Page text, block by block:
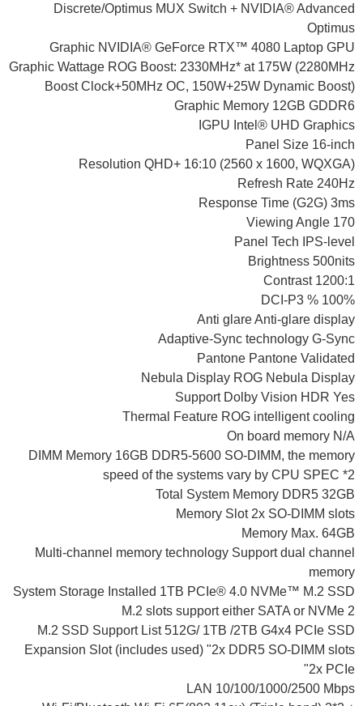
Discrete/Optimus MUX Switch + NVIDIA® Advanced
Optimus
Graphic NVIDIA® GeForce RTX™ 4080 Laptop GPU
Graphic Wattage ROG Boost: 2330MHz* at 175W (2280MHz
Boost Clock+50MHz OC, 150W+25W Dynamic Boost)
Graphic Memory 12GB GDDR6
IGPU Intel® UHD Graphics
Panel Size 16-inch
Resolution QHD+ 16:10 (2560 x 1600, WQXGA)
Refresh Rate 240Hz
Response Time (G2G) 3ms
Viewing Angle 170
Panel Tech IPS-level
Brightness 500nits
Contrast 1200:1
DCI-P3 % 100%
Anti glare Anti-glare display
Adaptive-Sync technology G-Sync
Pantone Pantone Validated
Nebula Display ROG Nebula Display
Support Dolby Vision HDR Yes
Thermal Feature ROG intelligent cooling
On board memory N/A
DIMM Memory 16GB DDR5-5600 SO-DIMM, the memory
speed of the systems vary by CPU SPEC *2
Total System Memory DDR5 32GB
Memory Slot 2x SO-DIMM slots
Memory Max. 64GB
Multi-channel memory technology Support dual channel
memory
System Storage Installed 1TB PCIe® 4.0 NVMe™ M.2 SSD
M.2 slots support either SATA or NVMe 2
M.2 SSD Support List 512G/ 1TB /2TB G4x4 PCIe SSD
Expansion Slot (includes used) "2x DDR5 SO-DIMM slots
2x PCIe"
LAN 10/100/1000/2500 Mbps